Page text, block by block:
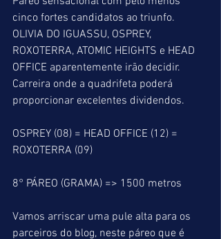
cinco fortes candidatos ao triunfo.
OLIVIA DO IGUASSU, OSPREY,
ROXOTERRA, ATOMIC HEIGHTS e HEAD
OFFICE aparentemente irão decidir.
Carreira onde a quadrifeta poderá
proporcionar excelentes dividendos.
OSPREY (08) = HEAD OFFICE (12) =
ROXOTERRA (09)
8° PÁREO (GRAMA) => 1500 metros
Vamos arriscar uma pule alta para os
parceiros do blog, neste páreo que é